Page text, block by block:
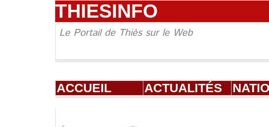
THIESINFO
Le Portail de Thiès sur le Web
ACCUEIL ACTUALITÉS